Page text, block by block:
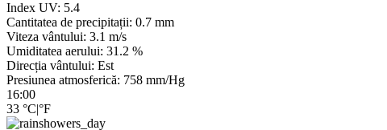
Index UV: 5.4
Cantitatea de precipitații: 0.7 mm
Viteza vântului: 3.1 m/s
Umiditatea aerului: 31.2 %
Direcția vântului: Est
Presiunea atmosferică: 758 mm/Hg
16:00
33 °C|°F